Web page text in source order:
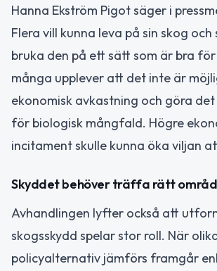
Hanna Ekström Pigot säger i
Flera vill kunna leva på sin skog
bruka den på ett sätt som är bra för
många upplever att det inte är
ekonomisk avkastning och göra
för biologisk mångfald. Högre
incitament skulle kunna öka viljan
Skyddet behöver träffa rätt
Avhandlingen lyfter också att
skogsskydd spelar stor roll. När
policyalternativ jämförs framgår